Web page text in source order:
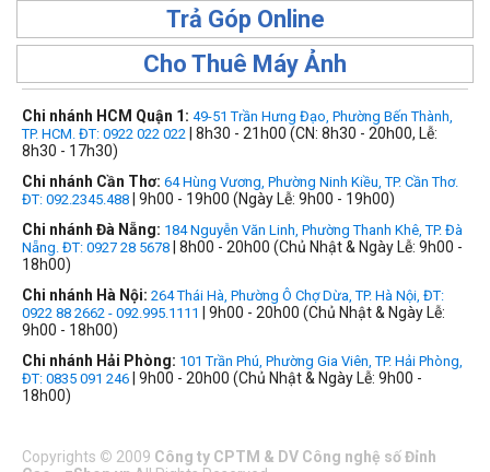
Trả Góp Online
Cho Thuê Máy Ảnh
Chi nhánh HCM Quận 1: 49-51 Trần Hưng Đạo, Phường Bến Thành,
TP. HCM. ĐT: 0922 022 022 | 8h30 - 21h00 (CN: 8h30 - 20h00, Lễ:
8h30 - 17h30)
Chi nhánh Cần Thơ: 64 Hùng Vương, Phường Ninh Kiều, TP. Cần Thơ.
ĐT: 092.2345.488 | 9h00 - 19h00 (Ngày Lễ: 9h00 - 19h00)
Chi nhánh Đà Nẵng: 184 Nguyễn Văn Linh, Phường Thanh Khê, TP. Đà
Nẵng. ĐT: 0927 28 5678 | 8h00 - 20h00 (Chủ Nhật & Ngày Lễ: 9h00 -
18h00)
Chi nhánh Hà Nội: 264 Thái Hà, Phường Ô Chợ Dừa, TP. Hà Nội, ĐT:
0922 88 2662 - 092.995.1111
| 9h00 - 20h00 (Chủ Nhật & Ngày Lễ:
9h00 - 18h00)
Chi nhánh Hải Phòng: 101 Trần Phú, Phường Gia Viên, TP. Hải Phòng,
ĐT: 0835 091 246 | 9h00 - 20h00 (Chủ Nhật & Ngày Lễ: 9h00 -
18h00)
Copyrights © 2009 Công ty CPTM & DV Công nghệ số Đỉnh